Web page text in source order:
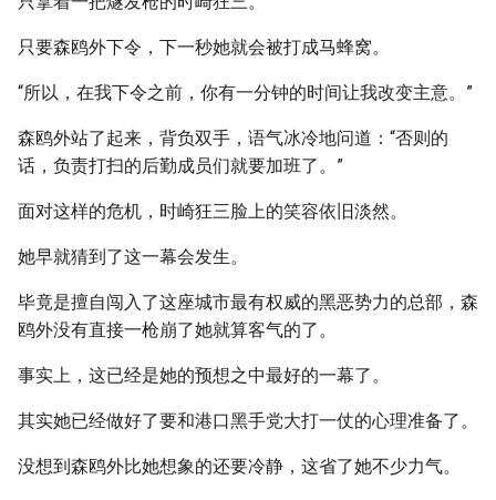
只要森鸥外下令，下一秒她就会被打成马蜂窝。
“所以，在我下令之前，你有一分钟的时间让我改变主意。”
森鸥外站了起来，背负双手，语气冰冷地问道：“否则的
话，负责打扫的后勤成员们就要加班了。”
面对这样的危机，时崎狂三脸上的笑容依旧淡然。
她早就猜到了这一幕会发生。
毕竟是擅自闯入了这座城市最有权威的黑恶势力的总部，森
鸥外没有直接一枪崩了她就算客气的了。
事实上，这已经是她的预想之中最好的一幕了。
其实她已经做好了要和港口黑手党大打一仗的心理准备了。
没想到森鸥外比她想象的还要冷静，这省了她不少力气。